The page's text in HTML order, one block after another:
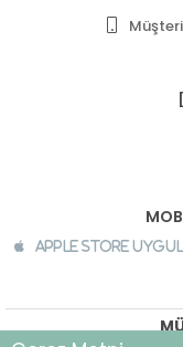
Apple Store